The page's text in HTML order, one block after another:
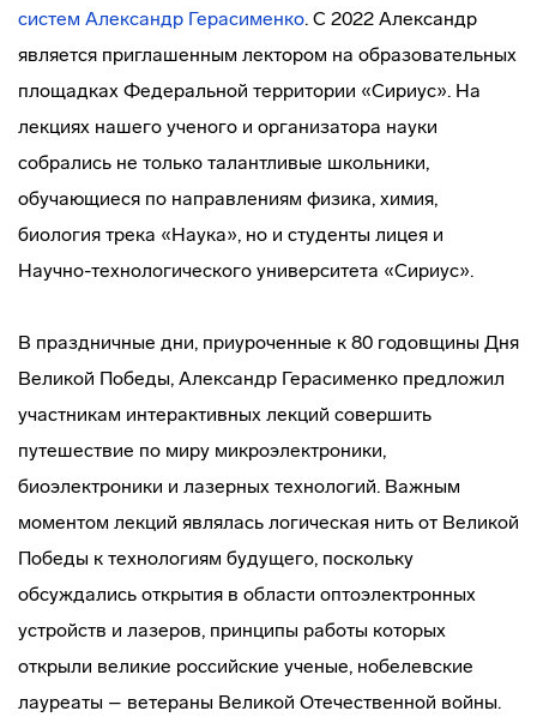
систем Александр Герасименко. С 2022 Александр
является приглашенным лектором на образовательных
площадках Федеральной территории «Сириус». На
лекциях нашего ученого и организатора науки
собрались не только талантливые школьники,
обучающиеся по направлениям физика, химия,
биология трека «Наука», но и студенты лицея и
Научно-технологического университета «Сириус».
В праздничные дни, приуроченные к 80 годовщины Дня
Великой Победы, Александр Герасименко предложил
участникам интерактивных лекций совершить
путешествие по миру микроэлектроники,
биоэлектроники и лазерных технологий. Важным
моментом лекций являлась логическая нить от Великой
Победы к технологиям будущего, поскольку
обсуждались открытия в области оптоэлектронных
устройств и лазеров, принципы работы которых
открыли великие российские ученые, нобелевские
лауреаты – ветераны Великой Отечественной войны.